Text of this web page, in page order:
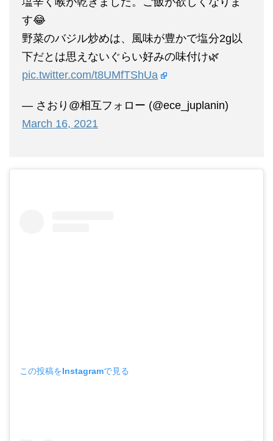
す😂
野菜のバジル炒めは、風味が豊かで塩分2g以
下だとは思えないぐらい好みの味付け🌿
pic.twitter.com/t8UMfTShUa
— さおり@相互フォロー (@ece_juplanin)
March 16, 2021
この投稿をInstagramで見る